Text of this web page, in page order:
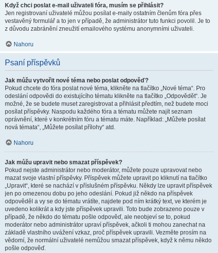
Když chci poslat e-mail uživateli fóra, musím se přihlásit?
Jen registrovaní uživatelé můžou posílat e-maily ostatním členům fóra přes
vestavěný formulář a to jen v případě, že administrátor tuto funkci povolil. Je to
z důvodu zabránění zneužití emailového systému anonymními uživateli.
Nahoru
Psaní příspěvků
Jak můžu vytvořit nové téma nebo poslat odpověď?
Pokud chcete do fóra poslat nové téma, klikněte na tlačítko „Nové téma“. Pro
odeslání odpovědi do existujícího tématu klikněte na tlačítko „Odpovědět“. Je
možné, že se budete muset zaregistrovat a přihlásit předtím, než budete moci
posílat příspěvky. Naspodu každého fóra a tématu můžete najít seznam
oprávnění, které v konkrétním fóru a tématu máte. Například: „Můžete posílat
nová témata“, „Můžete posílat přílohy“ atd.
Nahoru
Jak můžu upravit nebo smazat příspěvek?
Pokud nejste administrátor nebo moderátor, můžete pouze upravovat nebo
mazat svoje vlastní příspěvky. Příspěvek můžete upravit po kliknutí na tlačítko
„Upravit“, které se nachází v příslušném příspěvku. Někdy lze upravit příspěvek
jen po omezenou dobu po jeho odeslání. Pokud již někdo na příspěvek
odpověděl a vy se do tématu vrátíte, najdete pod ním krátký text, ve kterém je
uvedeno kolikrát a kdy jste příspěvek upravili. Toto bude zobrazeno pouze v
případě, že někdo do tématu pošle odpověď, ale neobjeví se to, pokud
moderátor nebo administrátor upraví příspěvek, ačkoli ti mohou zanechat na
základě vlastního uvážení vzkaz, proč příspěvek upravili. Vezměte prosím na
vědomí, že normální uživatelé nemůžou smazat příspěvek, když k němu někdo
pošle odpověď.